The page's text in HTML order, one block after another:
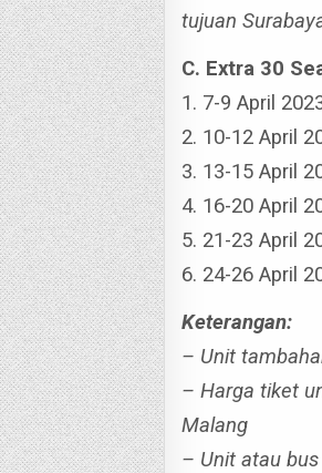
tujuan
C. Extra 30
1. 7-9 April
2. 10-12 April
3. 13-15 April
4. 16-20 April
5. 21-23 April
6. 24-26 April
Keterangan:
– Unit
– Harga tiket
Malang
– Unit atau